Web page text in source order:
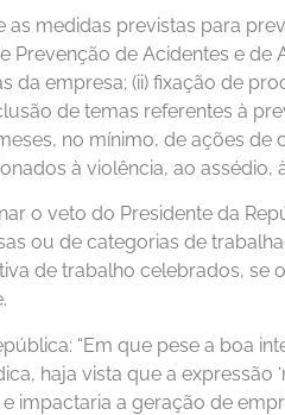
medidas previstas para
Prevenção de Acidentes e de
da empresa; (ii) fixação de
de temas referentes à
no mínimo, de ações
à violência, ao
o veto do Presidente da
ou de categorias de
de trabalho celebrados, se
“Em que pese a boa
haja vista que a
impactaria a geração de